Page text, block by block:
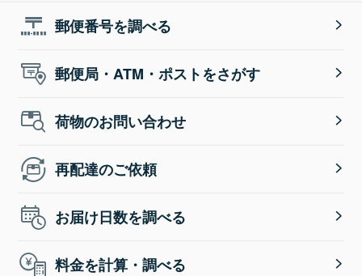
郵便番号を調べる
郵便局・ATM・ポストをさがす
荷物のお問い合わせ
再配達のご依頼
お届け日数を調べる
料金を計算・調べる